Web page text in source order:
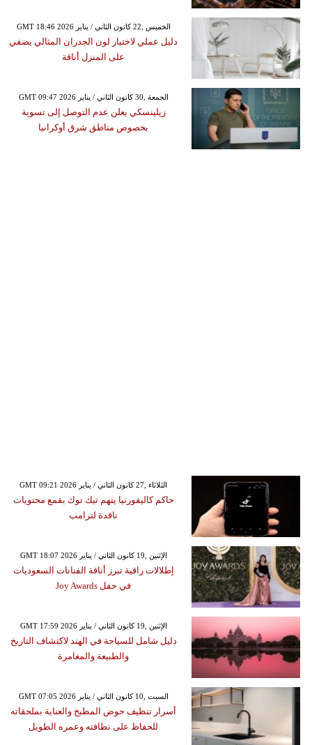
GMT 18:46 2026 الخميس ,22 كانون الثاني / يناير
دليل عملي لاختيار لون الجدران المثالي يضفي
على المنزل أناقة
GMT 09:47 2026 الجمعة ,30 كانون الثاني / يناير
زيلينسكي يعلن عدم التوصل إلى تسوية
بخصوص مناطق شرق أوكرانيا
GMT 09:21 2026 الثلاثاء ,27 كانون الثاني / يناير
حاكم كاليفورنيا يتهم تيك توك بقمع محتويات
ناقدة لترامب
GMT 18:07 2026 الإثنين ,19 كانون الثاني / يناير
إطلالات راقية تبرز أناقة الفنانات السعوديات
في حفل Joy Awards
GMT 17:59 2026 الإثنين ,19 كانون الثاني / يناير
دليل شامل للسياحة في الهند لاكتشاف التاريخ
والطبيعة والمغامرة
GMT 07:05 2026 السبت ,10 كانون الثاني / يناير
أسرار تنظيف حوض المطبخ والعناية بملحقاته
للحفاظ على نظافته وعمره الطويل